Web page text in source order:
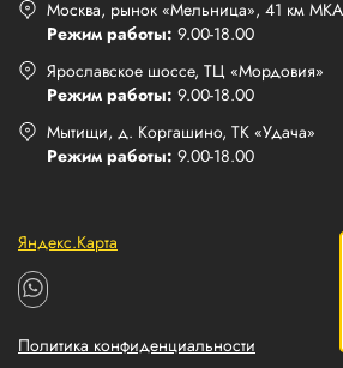
Москва, рынок «Мельница», 41 км
Режим работы: 9.00-18.00
Ярославское шоссе, ТЦ «Мордовия»
Режим работы: 9.00-18.00
Мытищи, д. Коргашино, ТК «Удача»
Режим работы: 9.00-18.00
Яндекс.Карта
Политика конфиденциальности